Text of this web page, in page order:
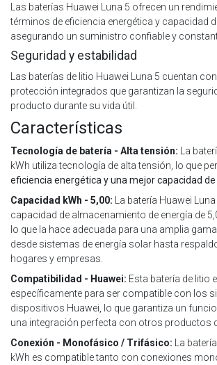
Las baterías Huawei Luna 5 ofrecen un
términos de eficiencia energética y capacidad
asegurando un suministro confiable y
Seguridad y estabilidad
Las baterías de litio Huawei Luna 5 cuentan
protección integrados que garantizan la
producto durante su vida útil.
Características
Tecnología de batería - Alta tensión:
La
kWh utiliza tecnología de alta tensión, lo que
eficiencia energética y una mejor capacidad de
Capacidad kWh - 5,00:
La batería Huawei
capacidad de almacenamiento de energía de
lo que la hace adecuada para una amplia
desde sistemas de energía solar hasta
hogares y empresas.
Compatibilidad - Huawei: Esta batería de litio
específicamente para ser compatible con los
dispositivos Huawei, lo que garantiza un
una integración perfecta con otros productos
Conexión - Monofásico / Trifásico:
La
kWh es compatible tanto con conexiones